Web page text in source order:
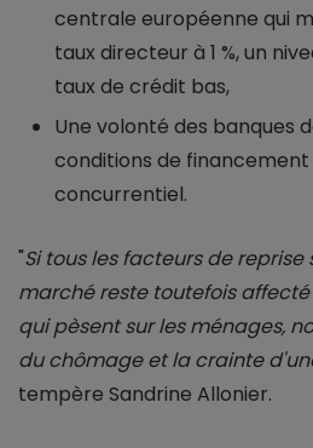
centrale européenne qui
taux directeur à 1 %, un
taux de crédit bas,
Une volonté des banques
conditions de
concurrentiel.
"Si tous les facteurs de reprise
marché reste toutefois
qui pèsent sur les ménages,
du chômage et la crainte
tempère Sandrine Allonier.